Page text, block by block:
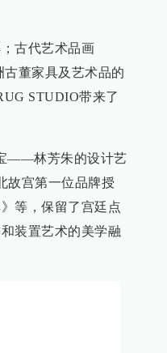
古代艺术品画
古董家具及艺术品的
STUDIO带来了
——林芳朱的设计艺
故宫第一位品牌授
等，保留了宫廷点
装置艺术的美学融